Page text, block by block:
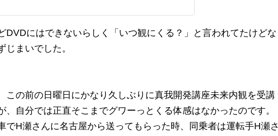
DVDにはできないらしく「いつ観にくる？」と言われてたけどな
じまいでした。
この前の日曜日にかなり久しぶりに真我開発講座未来内観を受講
、自分では正直そこまでグワーっとくる体感はなかったのです。
でH瀬さんに名古屋から送ってもらった時、同乗者は運転手H瀬さ